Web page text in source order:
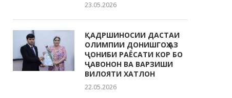
23.05.2026
ҚАДРШИНОСИИ ДАСТАИ
ОЛИМПИИ ДОНИШГОҲ АЗ
ҶОНИБИ РАЁСАТИ КОР БО
ҶАВОНОН ВА ВАРЗИШИ
ВИЛОЯТИ ХАТЛОН
22.05.2026